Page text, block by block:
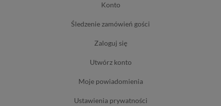
konto
śledzenie zamówień gości
zaloguj się
utwórz konto
moje powiadomienia
ustawienia prywatności